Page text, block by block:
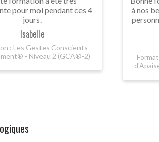
pour moi pendant ces 4
jours.
Isabelle
: Les Gestes Conscients
- Niveau 2 (GCA®-2)
à nos